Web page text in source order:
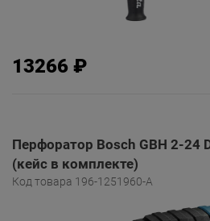
13266 ₽
Перфоратор Bosch GBH 2-24
(кейс в комплекте)
Код товара 196-1251960-A